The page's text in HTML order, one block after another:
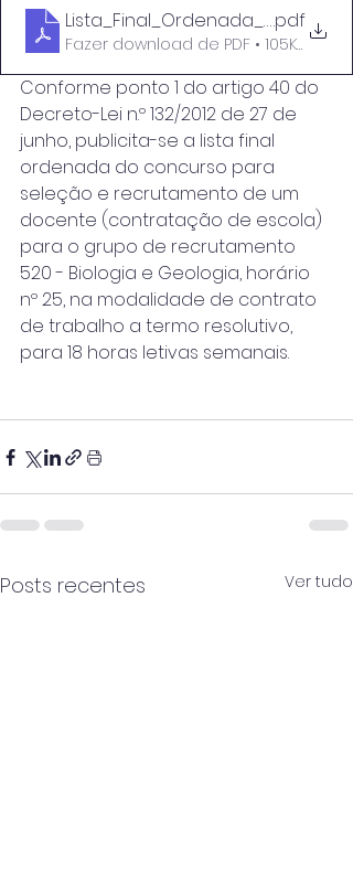
.pdf
Fazer download de PDF • 105KB
Conforme ponto 1 do artigo 40 do
Decreto-Lei n.º 132/2012 de 27 de
junho, publicita-se a lista final
ordenada do concurso para
seleção e recrutamento de um
docente (contratação de escola)
para o grupo de recrutamento
520 - Biologia e Geologia, horário
nº 25, na modalidade de contrato
de trabalho a termo resolutivo,
para 18 horas letivas semanais.
Posts recentes Ver tudo